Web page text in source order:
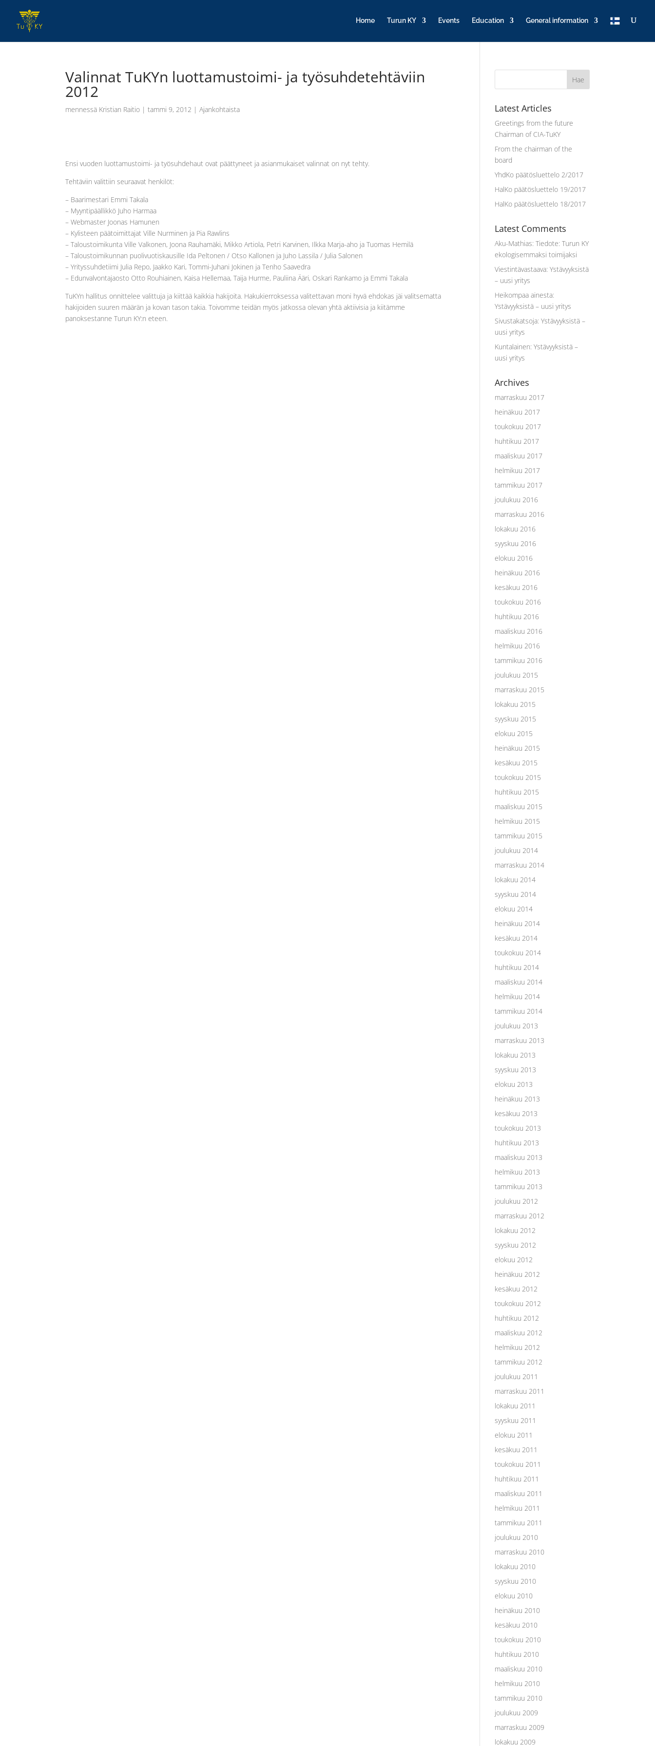
Home Turun KY Events Education General information
T
u
Valinnat TuKYn luottamustoimi- ja työsuhdetehtäviin
2012
mennessä Kristian Raitio |tammi 9, 2012 |Ajankohtaista
Ensi vuoden luottamustoimi- ja työsuhdehaut ovat päättyneet ja asianmukaiset valinnat on nyt tehty.
Tehtäviin valittiin seuraavat henkilöt:
– Baarimestari Emmi Takala
– Myyntipäällikkö Juho Harmaa
– Webmaster Joonas Hamunen
– Kylisteen päätoimittajat Ville Nurminen ja Pia Rawlins
– Taloustoimikunta Ville Valkonen, Joona Rauhamäki, Mikko Artiola, Petri Karvinen, Ilkka Marja-aho ja Tuomas Hemilä
– Taloustoimikunnan puolivuotiskausille Ida Peltonen / Otso Kallonen ja Juho Lassila / Julia Salonen
– Yrityssuhdetiimi Julia Repo, Jaakko Kari, Tommi-Juhani Jokinen ja Tenho Saavedra
– Edunvalvontajaosto Otto Rouhiainen, Kaisa Hellemaa, Taija Hurme, Pauliina Ääri, Oskari Rankamo ja Emmi Takala
TuKYn hallitus onnittelee valittuja ja kiittää kaikkia hakijoita. Hakukierroksessa valitettavan moni hyvä ehdokas jäi valitsematta
hakijoiden suuren määrän ja kovan tason takia. Toivomme teidän myös jatkossa olevan yhtä aktiivisia ja kiitämme
panoksestanne Turun KY:n eteen.
Latest Articles
Greetings from the future
Chairman of CIA-TuKY
From the chairman of the
board
YhdKo päätösluettelo 2/2017
HalKo päätösluettelo 19/2017
HalKo päätösluettelo 18/2017
Latest Comments
Aku-Mathias:Tiedote: Turun KY
ekologisemmaksi toimijaksi
Viestintävastaava:Ystävyyksistä
– uusi yritys
Heikompaa ainesta:
Ystävyyksistä – uusi yritys
Sivustakatsoja:Ystävyyksistä –
uusi yritys
Kuntalainen:Ystävyyksistä –
uusi yritys
Archives
marraskuu 2017
heinäkuu 2017
toukokuu 2017
huhtikuu 2017
maaliskuu 2017
helmikuu 2017
tammikuu 2017
joulukuu 2016
marraskuu 2016
lokakuu 2016
syyskuu 2016
elokuu 2016
heinäkuu 2016
kesäkuu 2016
toukokuu 2016
huhtikuu 2016
maaliskuu 2016
helmikuu 2016
tammikuu 2016
joulukuu 2015
marraskuu 2015
lokakuu 2015
syyskuu 2015
elokuu 2015
heinäkuu 2015
kesäkuu 2015
toukokuu 2015
huhtikuu 2015
maaliskuu 2015
helmikuu 2015
tammikuu 2015
joulukuu 2014
marraskuu 2014
lokakuu 2014
syyskuu 2014
elokuu 2014
heinäkuu 2014
kesäkuu 2014
toukokuu 2014
huhtikuu 2014
maaliskuu 2014
helmikuu 2014
tammikuu 2014
joulukuu 2013
marraskuu 2013
lokakuu 2013
syyskuu 2013
elokuu 2013
heinäkuu 2013
kesäkuu 2013
toukokuu 2013
huhtikuu 2013
maaliskuu 2013
helmikuu 2013
tammikuu 2013
joulukuu 2012
marraskuu 2012
lokakuu 2012
syyskuu 2012
elokuu 2012
heinäkuu 2012
kesäkuu 2012
toukokuu 2012
huhtikuu 2012
maaliskuu 2012
helmikuu 2012
tammikuu 2012
joulukuu 2011
marraskuu 2011
lokakuu 2011
syyskuu 2011
elokuu 2011
kesäkuu 2011
toukokuu 2011
huhtikuu 2011
maaliskuu 2011
helmikuu 2011
tammikuu 2011
joulukuu 2010
marraskuu 2010
lokakuu 2010
syyskuu 2010
elokuu 2010
heinäkuu 2010
kesäkuu 2010
toukokuu 2010
huhtikuu 2010
maaliskuu 2010
helmikuu 2010
tammikuu 2010
joulukuu 2009
marraskuu 2009
lokakuu 2009